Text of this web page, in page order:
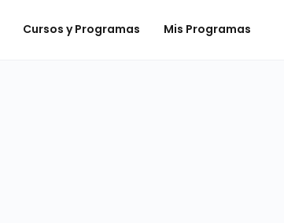
Cursos y Programas Mis Programas